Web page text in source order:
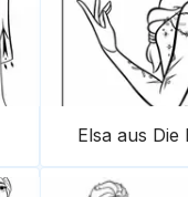
Elsa aus Die